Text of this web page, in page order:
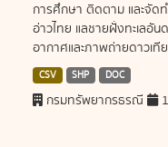
การศึกษา ติดตาม และจัดท
อ่าวไทย แลชายฝั่งทะเลอั
อากาศและภาพถ่ายดาวเที
CSV SHP DOC
กรมทรัพยากรธรณี